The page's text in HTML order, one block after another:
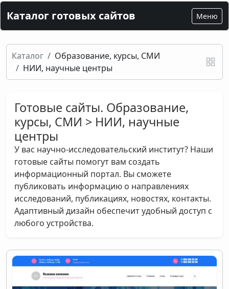
Каталог готовых сайтов Меню
Каталог
Образование, курсы, СМИ
НИИ, научные центры
Готовые сайты. Образование,
курсы, СМИ > НИИ, научные
центры
У вас научно-исследовательский институт? Наши
готовые сайты помогут вам создать
информационный портал. Вы сможете
публиковать информацию о направлениях
исследований, публикациях, новостях, контакты.
Адаптивный дизайн обеспечит удобный доступ с
любого устройства.